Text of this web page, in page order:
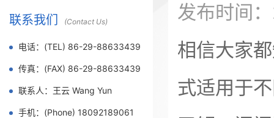
联系我们 (Contact Us)
电话：(TEL) 86-29-88633439
传真：(FAX) 86-29-88633439
联系人：王云 Wang Yun
手机：(Phone) 18092189061
际影响，
源于阀门
流体流速
发布时间
相信大家
式适用于